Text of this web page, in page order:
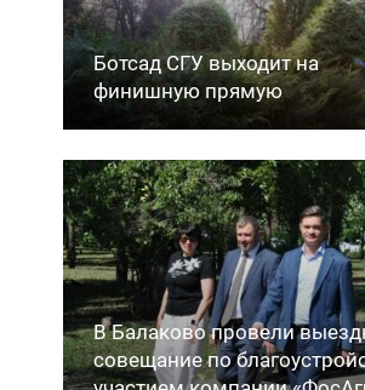
Ботсад СГУ выходит на
финишную прямую
В Балаково провели
совещание по